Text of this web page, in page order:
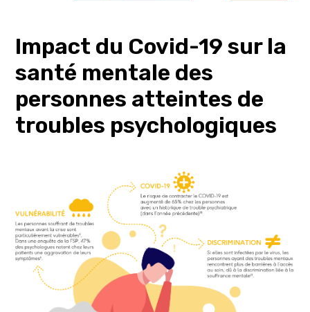
Impact du Covid-19 sur la
santé mentale des
personnes atteintes de
troubles psychologiques